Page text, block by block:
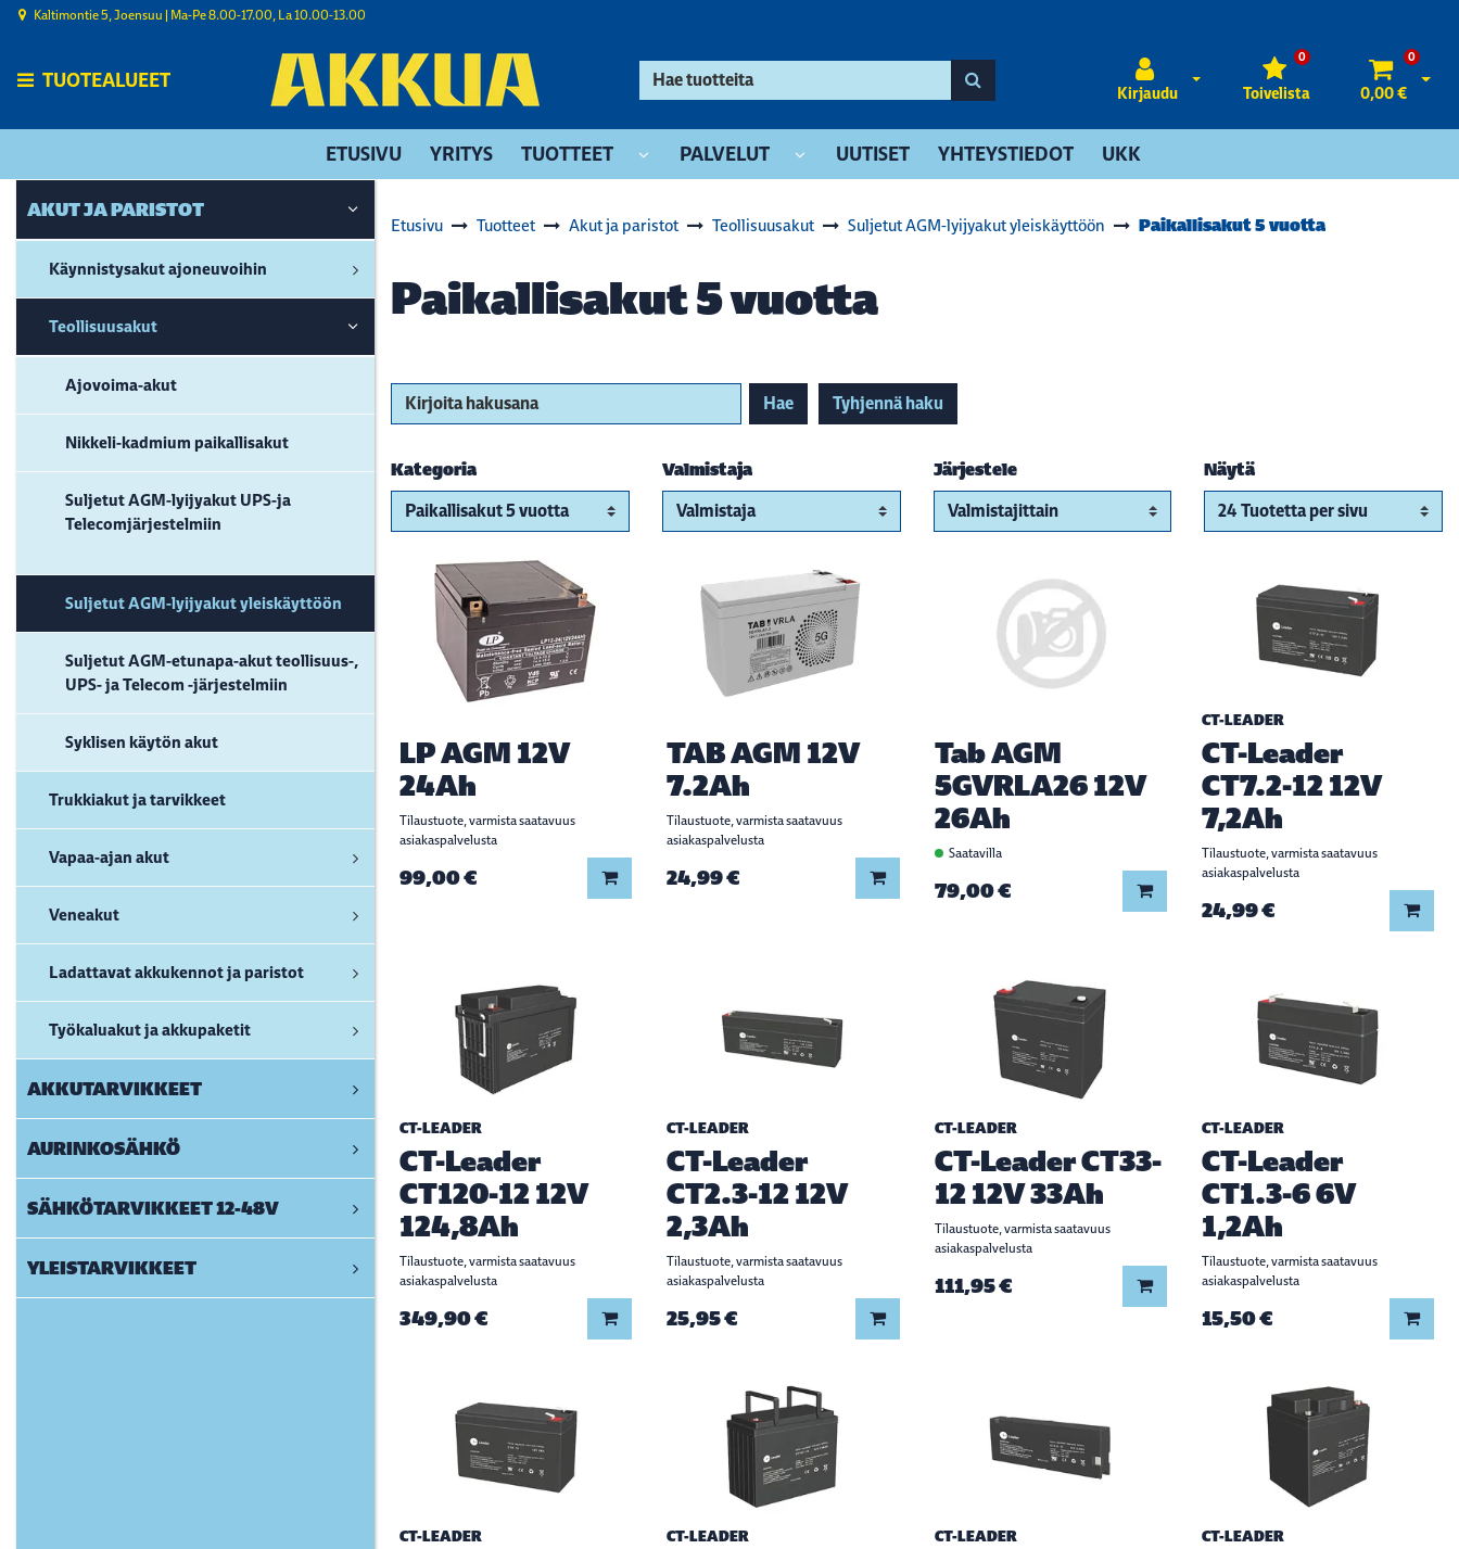
Siirry pääsisältöön
Kaltimontie 5, Joensuu | ​Ma-Pe 8.00-17.00, La 10.00-13.00
TUOTEALUEET
Kirjaudu
Avaa kirjautuminen
Toivelista
0 0
0,00 €
ETUSIVU YRITYS TUOTTEET PALVELUT UUTISET YHTEYSTIEDOT UKK
AKUT JA PARISTOT
Käynnistysakut ajoneuvoihin
Teollisuusakut
Ajovoima-akut
Nikkeli-kadmium paikallisakut
Suljetut AGM-lyijyakut UPS-ja
Telecomjärjestelmiin
Suljetut AGM-lyijyakut yleiskäyttöön
Suljetut AGM-etunapa-akut teollisuus-,
UPS- ja Telecom -järjestelmiin
Syklisen käytön akut
Trukkiakut ja tarvikkeet
Vapaa-ajan akut
Veneakut
Ladattavat akkukennot ja paristot
Työkaluakut ja akkupaketit
AKKUTARVIKKEET
AURINKOSÄHKÖ
SÄHKÖTARVIKKEET 12-48V
YLEISTARVIKKEET
Etusivu Tuotteet Akut ja paristot Teollisuusakut Suljetut AGM-lyijyakut yleiskäyttöön Paikallisakut 5 vuotta
Paikallisakut 5 vuotta
Kirjoita hakusana Hae Tyhjennä haku
Kategoria Valmistaja Järjestele Näytä
LP AGM 12V
24Ah
Tilaustuote, varmista saatavuus
asiakaspalvelusta
99,00 € Lisää koriin
TAB AGM 12V
7.2Ah
Tilaustuote, varmista saatavuus
asiakaspalvelusta
24,99 € Lisää koriin
Tab AGM
5GVRLA26 12V
26Ah
Saatavilla
79,00 € Lisää koriin
CT-LEADER
CT-Leader
CT7.2-12 12V
7,2Ah
Tilaustuote, varmista saatavuus
asiakaspalvelusta
24,99 €
CT-LEADER
CT-Leader
CT120-12 12V
124,8Ah
Tilaustuote, varmista saatavuus
asiakaspalvelusta
349,90 € Lisää koriin
CT-LEADER
CT-Leader
CT2.3-12 12V
2,3Ah
Tilaustuote, varmista saatavuus
asiakaspalvelusta
25,95 € Lisää koriin
CT-LEADER
CT-Leader CT33-
12 12V 33Ah
Tilaustuote, varmista saatavuus
asiakaspalvelusta
111,95 € Lisää koriin
CT-LEADER
CT-Leader
CT1.3-6 6V
1,2Ah
Tilaustuote, varmista saatavuus
asiakaspalvelusta
15,50 €
CT-LEADER CT-LEADER CT-LEADER CT-LEADER